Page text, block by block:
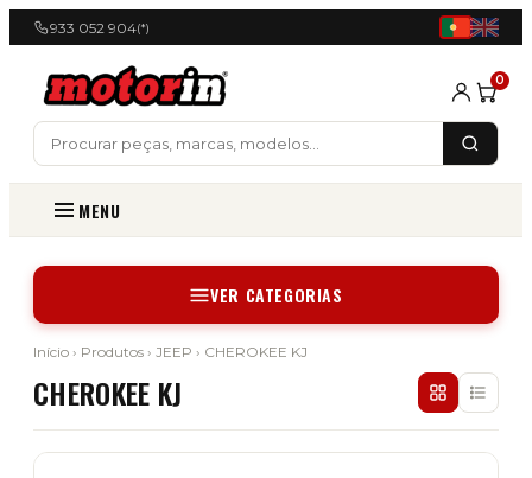
933 052 904(*)
0
MENU
VER CATEGORIAS
Início › Produtos › JEEP › CHEROKEE KJ
CHEROKEE KJ